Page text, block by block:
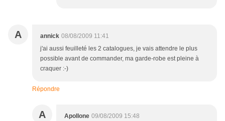
A annick 08/08/2009 11:41
j'ai aussi feuilleté les 2 catalogues, je vais attendre le plus
possible avant de commander, ma garde-robe est pleine à
craquer :-)
Répondre
A Apollone 09/08/2009 15:48